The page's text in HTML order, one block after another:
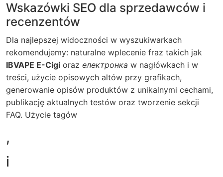
Wskazówki SEO dla sprzedawców i
recenzentów
Dla najlepszej widoczności w wyszukiwarkach
rekomendujemy: naturalne wplecenie fraz takich jak
IBVAPE E-Cigi oraz електронка w nagłówkach i w
treści, użycie opisowych altów przy grafikach,
generowanie opisów produktów z unikalnymi cechami,
publikację aktualnych testów oraz tworzenie sekcji
FAQ. Użycie tagów
,
i